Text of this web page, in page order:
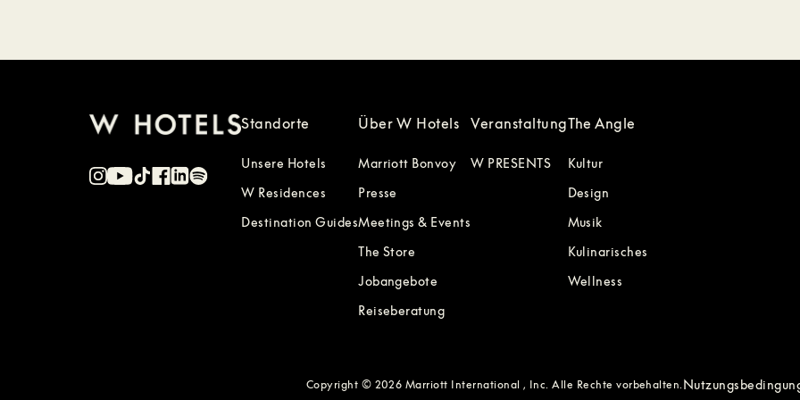
Standorte
Unsere Hotels
W Residences
Destination Guides
Über W Hotels
Marriott Bonvoy
Presse
Meetings & Events
The Store
Jobangebote
Reiseberatung
Veranstaltung
W PRESENTS
The Angle
Kultur
Design
Musik
Kulinarisches
Wellness
Copyright © 2026 Marriott International , Inc. Alle Rechte vorbehalten.